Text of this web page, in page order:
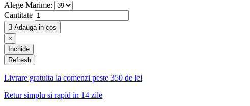
Alege Marime:
Cantitate
 Adauga in cos
×
Inchide
Livrare gratuita la comenzi peste 350 de lei
Retur simplu si rapid in 14 zile